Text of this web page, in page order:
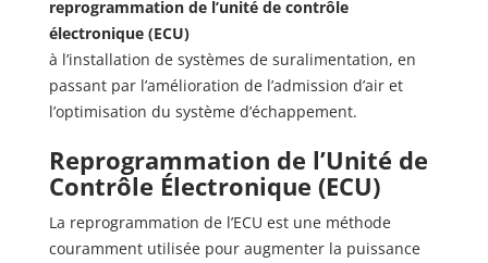
reprogrammation de l’unité de contrôle
électronique (ECU)
à l’installation de systèmes de suralimentation, en
passant par l’amélioration de l’admission d’air et
l’optimisation du système d’échappement.
Reprogrammation de l’Unité de
Contrôle Électronique (ECU)
La reprogrammation de l’ECU est une méthode
couramment utilisée pour augmenter la puissance